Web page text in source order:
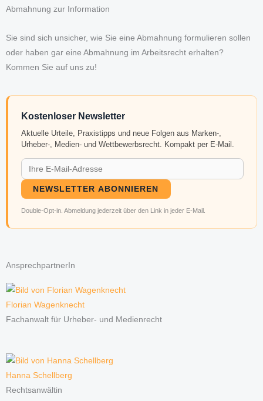
Abmahnung zur Information
Sie sind sich unsicher, wie Sie eine Abmahnung formulieren sollen
oder haben gar eine Abmahnung im Arbeitsrecht erhalten?
Kommen Sie auf uns zu!
Kostenloser Newsletter
Aktuelle Urteile, Praxistipps und neue Folgen aus Marken-,
Urheber-, Medien- und Wettbewerbsrecht. Kompakt per E-Mail.
NEWSLETTER ABONNIEREN
Double-Opt-in. Abmeldung jederzeit über den Link in jeder E-Mail.
AnsprechpartnerIn
Florian Wagenknecht
Fachanwalt für Urheber- und Medienrecht
Hanna Schellberg
Rechtsanwältin